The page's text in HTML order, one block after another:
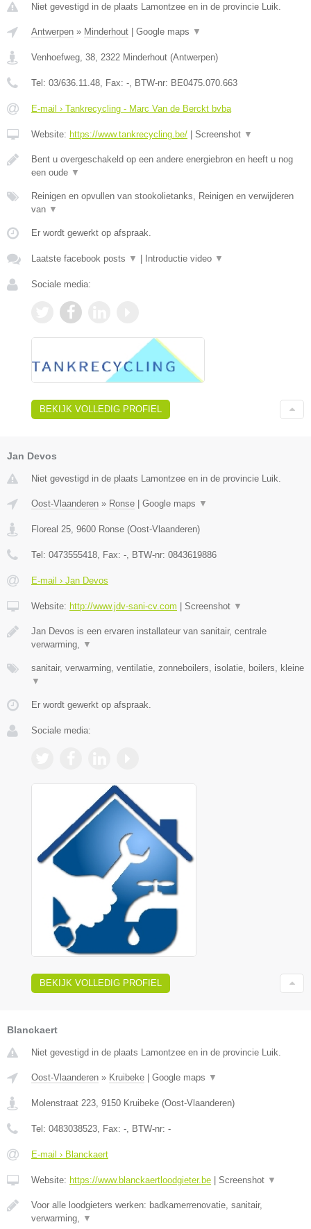
Niet gevestigd in de plaats Lamontzee en in de provincie Luik.
Antwerpen » Minderhout | Google maps ▼
Venhoefweg, 38 2322 Minderhout (Antwerpen)
Tel: 03/636.11.48 , Fax: - , BTW-nr: BE0475.070.663
E-mail › Tankrecycling - Marc Van de Berckt bvba
Website: https://www.tankrecycling.be/ | Screenshot ▼
Bent u overgeschakeld op een andere energiebron en heeft u nog
een oude ▼
Reinigen en opvullen van stookolietanks, Reinigen en verwijderen
van ▼
Er wordt gewerkt op afspraak.
Laatste facebook posts ▼ | Introductie video ▼
Sociale media:
BEKIJK VOLLEDIG PROFIEL
Jan Devos
Niet gevestigd in de plaats Lamontzee en in de provincie Luik.
Oost-Vlaanderen » Ronse Google maps ▼
Floreal 25 9600 Ronse (Oost-Vlaanderen)
Tel: 0473555418 , Fax: - , BTW-nr: 0843619886
E-mail › Jan Devos
Website: http://www.jdv-sani-cv.com Screenshot ▼
Jan Devos is een ervaren installateur van sanitair, centrale
verwarming,
▼
sanitair, verwarming, ventilatie, zonneboilers, isolatie, boilers, kleine
▼
Er wordt gewerkt op afspraak.
Sociale media:
BEKIJK VOLLEDIG PROFIEL
Blanckaert
Niet gevestigd in de plaats Lamontzee en in de provincie Luik.
Oost-Vlaanderen » Kruibeke Google maps ▼
Molenstraat 223 9150 Kruibeke (Oost-Vlaanderen)
Tel: 0483038523 , Fax: - , BTW-nr: -
E-mail › Blanckaert
Website: https://www.blanckaertloodgieter.be Screenshot ▼
Voor alle loodgieters werken: badkamerrenovatie, sanitair,
verwarming,
▼